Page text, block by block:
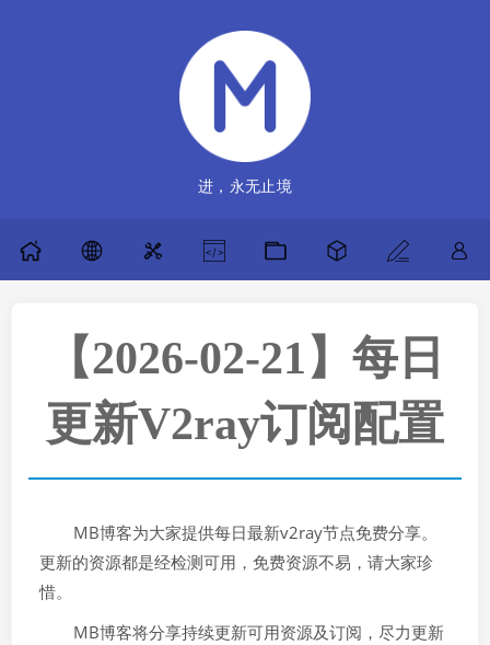
进，永无止境
【2026-02-21】每日
更新V2ray订阅配置
MB博客为大家提供每日最新v2ray节点免费分享。
更新的资源都是经检测可用，免费资源不易，请大家珍
惜。
MB博客将分享持续更新可用资源及订阅，尽力更新